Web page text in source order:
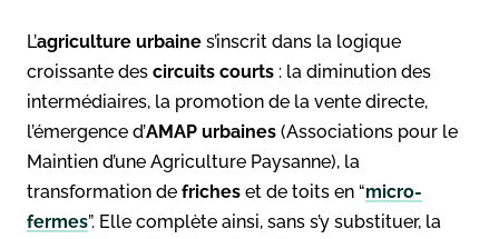
L’agriculture urbaine s’inscrit dans la logique
croissante des circuits courts : la diminution des
intermédiaires, la promotion de la vente directe,
l’émergence d’AMAP urbaines (Associations pour le
Maintien d’une Agriculture Paysanne), la
transformation de friches et de toits en “micro-
fermes”. Elle complète ainsi, sans s’y substituer, la